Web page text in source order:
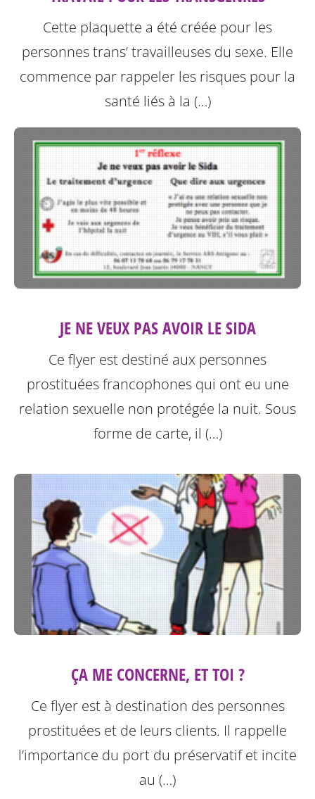
Cette plaquette a été créée pour les
personnes trans’ travailleuses du sexe. Elle
commence par rappeler les risques pour la
santé liés à la (…)
JE NE VEUX PAS AVOIR LE SIDA
Ce flyer est destiné aux personnes
prostituées francophones qui ont eu une
relation sexuelle non protégée la nuit. Sous
forme de carte, il (…)
ÇA ME CONCERNE, ET TOI ?
Ce flyer est à destination des personnes
prostituées et de leurs clients. Il rappelle
l’importance du port du préservatif et incite
au (…)